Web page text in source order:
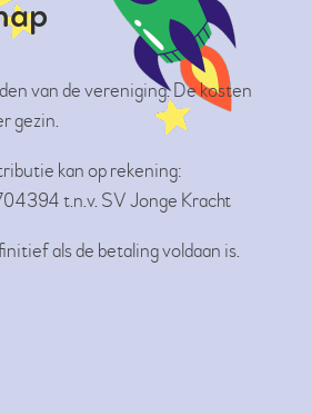
van de vereniging. De kosten
gezin.
kan op rekening:
t.n.v. SV Jonge Kracht
als de betaling voldaan is.